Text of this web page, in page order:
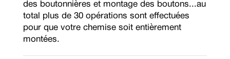
des boutonnières et montage des boutons...au
total plus de 30 opérations sont effectuées
pour que votre chemise soit entièrement
montées.